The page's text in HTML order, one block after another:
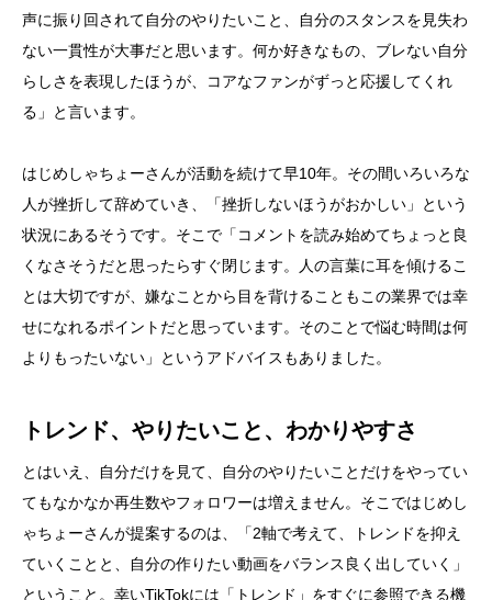
声に振り回されて自分のやりたいこと、自分のスタンスを見失わ
ない一貫性が大事だと思います。何か好きなもの、ブレない自分
らしさを表現したほうが、コアなファンがずっと応援してくれ
る」と言います。
はじめしゃちょーさんが活動を続けて早10年。その間いろいろな
人が挫折して辞めていき、「挫折しないほうがおかしい」という
状況にあるそうです。そこで「コメントを読み始めてちょっと良
くなさそうだと思ったらすぐ閉じます。人の言葉に耳を傾けるこ
とは大切ですが、嫌なことから目を背けることもこの業界では幸
せになれるポイントだと思っています。そのことで悩む時間は何
よりもったいない」というアドバイスもありました。
トレンド、やりたいこと、わかりやすさ
とはいえ、自分だけを見て、自分のやりたいことだけをやってい
てもなかなか再生数やフォロワーは増えません。そこではじめし
ゃちょーさんが提案するのは、「2軸で考えて、トレンドを抑え
ていくことと、自分の作りたい動画をバランス良く出していく」
ということ。幸いTikTokには「トレンド」をすぐに参照できる機